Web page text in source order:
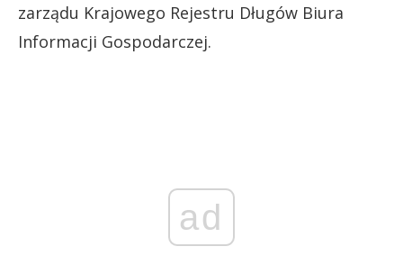
zarządu Krajowego Rejestru Długów Biura
Informacji Gospodarczej.
ad